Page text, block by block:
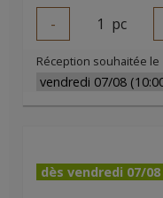
- 1 pc
Réception souhaitée le
dès vendredi 07/08